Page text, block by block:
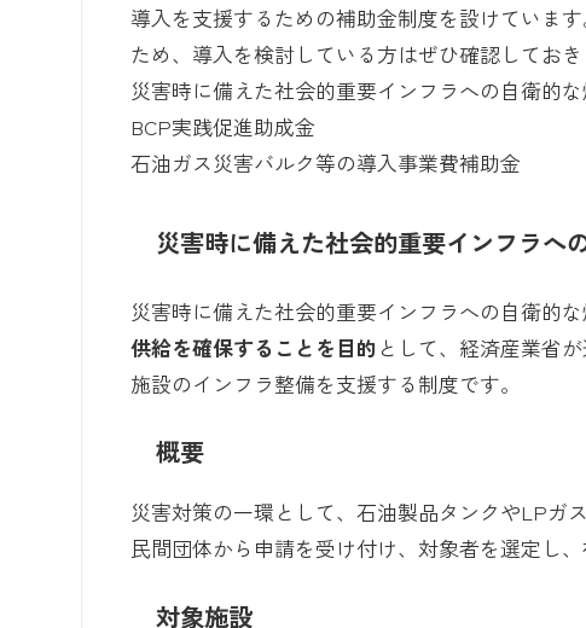
導入を支援するための補助金制度を設けていま
ため、導入を検討している方はぜひ確認しておき
災害時に備えた社会的重要インフラへの自衛的
BCP実践促進助成金
石油ガス災害バルク等の導入事業費補助金
災害時に備えた社会的重要インフラへ
災害時に備えた社会的重要インフラへの自衛的
供給を確保することを目的 として、経済産業省
施設のインフラ整備を支援する制度です。
概要
災害対策の一環として、石油製品タンクやLPガ
民間団体から申請を受け付け、対象者を選定し、
対象施設